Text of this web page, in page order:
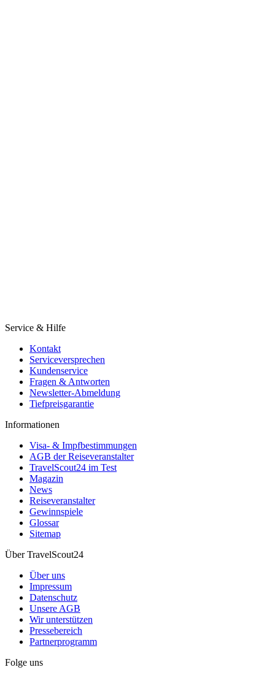
Service & Hilfe
Kontakt
Serviceversprechen
Kundenservice
Fragen & Antworten
Newsletter-Abmeldung
Tiefpreisgarantie
Informationen
Visa- & Impfbestimmungen
AGB der Reiseveranstalter
TravelScout24 im Test
Magazin
News
Reiseveranstalter
Gewinnspiele
Glossar
Sitemap
Über TravelScout24
Über uns
Impressum
Datenschutz
Unsere AGB
Wir unterstützen
Pressebereich
Partnerprogramm
Folge uns